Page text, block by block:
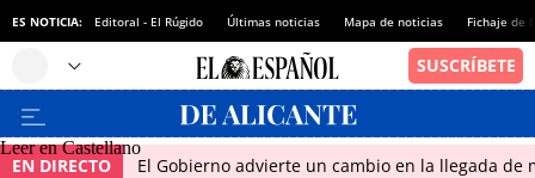
ES NOTICIA: Editoral - El Rúgido Últimas noticias Mapa de noticias Fichaje de
Leer en Castellano
EN DIRECTO El Gobierno advierte un cambio en la llegada